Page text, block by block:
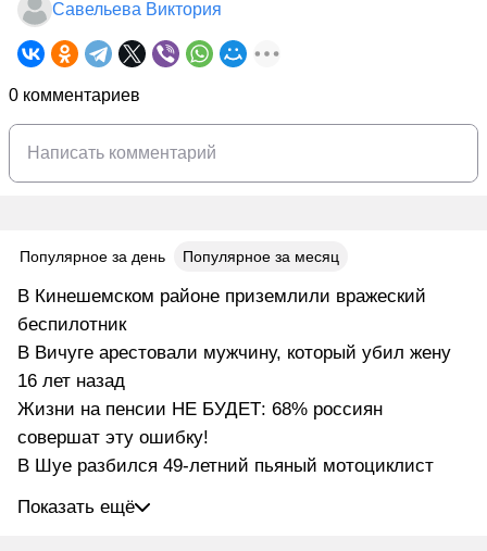
Савельева Виктория
0 комментариев
Популярное за день Популярное за месяц
В Кинешемском районе приземлили вражеский
беспилотник
В Вичуге арестовали мужчину, который убил жену
16 лет назад
Жизни на пенсии НЕ БУДЕТ: 68% россиян
совершат эту ошибку!
В Шуе разбился 49-летний пьяный мотоциклист
Показать ещё